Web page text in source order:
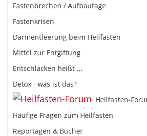
Fastenbrechen / Aufbautage
Fastenkrisen
Darmentleerung beim Heilfasten
Mittel zur Entgiftung
Entschlacken heißt ...
Detox - was ist das?
Heilfasten-
Häufige Fragen zum Heilfasten
Reportagen & Bücher